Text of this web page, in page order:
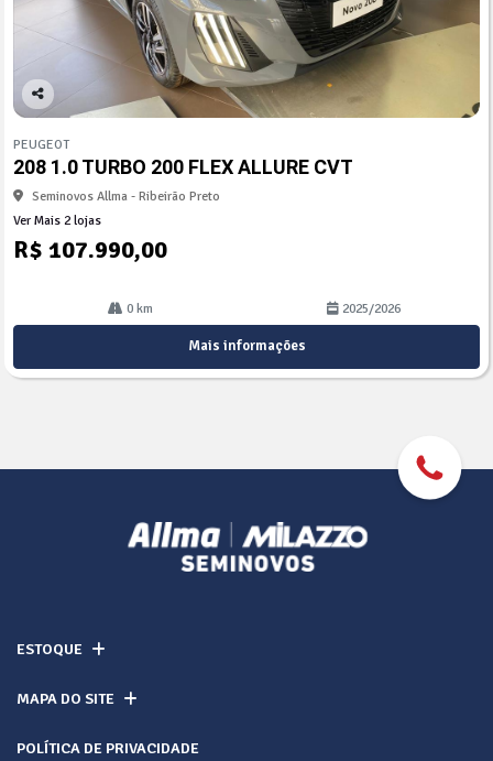
Co
arti
lhe
PEUGEOT
208 1.0 TURBO 200 FLEX ALLURE CVT
Seminovos Allma - Ribeirão Preto
Ver Mais 2 lojas
R$ 107.990,00
0 km 2025/2026
Mais informações
ESTOQUE
MAPA DO SITE
POLÍTICA DE PRIVACIDADE